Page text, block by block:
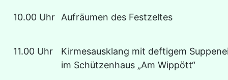
10.00 Uhr Aufräumen des Festzeltes
11.00 Uhr
Kirmesausklang mit deftigem
im Schützenhaus „Am Wippött“